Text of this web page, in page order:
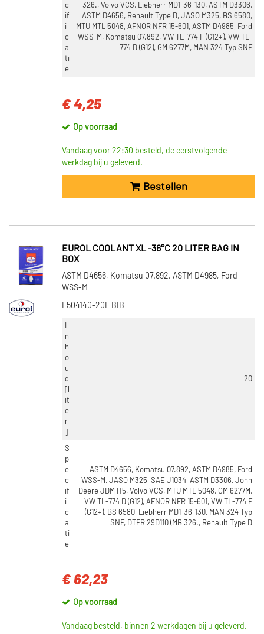
c
if
i
c
a
ti
e
326., Volvo VCS, Liebherr MD1-36-130, ASTM D3306,
ASTM D4656, Renault Type D, JASO M325, BS 6580,
MTU MTL 5048, AFNOR NFR 15-601, ASTM D4985, Ford
WSS-M, Komatsu 07.892, VW TL-774 F (G12+), VW TL-
774 D (G12), GM 6277M, MAN 324 Typ SNF
€ 4,25
Op voorraad
Vandaag voor 22:30 besteld, de eerstvolgende
werkdag bij u geleverd.
Bestellen
EUROL COOLANT XL -36°C 20 LITER BAG IN
BOX
ASTM D4656, Komatsu 07.892, ASTM D4985, Ford
WSS-M
E504140-20L BIB
n
h
o
u
d
it
e
r
20
S
p
e
c
if
i
c
a
ti
e
ASTM D4656, Komatsu 07.892, ASTM D4985, Ford
WSS-M, JASO M325, SAE J1034, ASTM D3306, John
Deere JDM H5, Volvo VCS, MTU MTL 5048, GM 6277M,
VW TL-774 D (G12), AFNOR NFR 15-601, VW TL-774 F
(G12+), BS 6580, Liebherr MD1-36-130, MAN 324 Typ
SNF, DTFR 29D110 (MB 326., Renault Type D
€ 62,23
Op voorraad
Vandaag besteld, binnen 2 werkdagen bij u geleverd.